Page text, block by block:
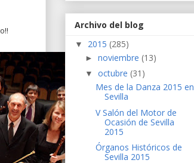
Archivo del blog
▼ 2015 (285)
► noviembre (13)
▼ octubre (31)
Mes de la Danza 2015 en
Sevilla
V Salón del Motor de
Ocasión de Sevilla
2015
Órganos Históricos de
Sevilla 2015